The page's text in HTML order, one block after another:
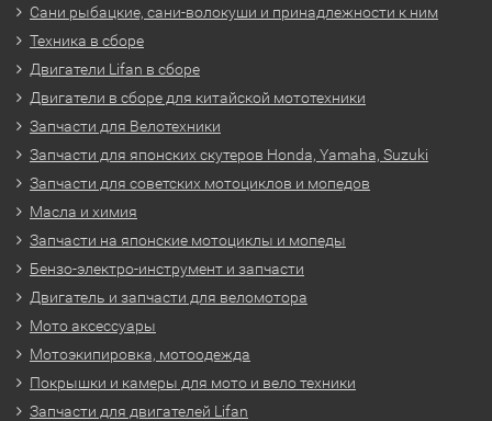
Сани рыбацкие, сани-волокуши и принадлежности к ним
Техника в сборе
Двигатели Lifan в сборе
Двигатели в сборе для китайской мототехники
Запчасти для Велотехники
Запчасти для японских скутеров Honda, Yamaha, Suzuki
Запчасти для советских мотоциклов и мопедов
Масла и химия
Запчасти на японские мотоциклы и мопеды
Бензо-электро-инструмент и запчасти
Двигатель и запчасти для веломотора
Мото аксессуары
Мотоэкипировка, мотоодежда
Покрышки и камеры для мото и вело техники
Запчасти для двигателей Lifan